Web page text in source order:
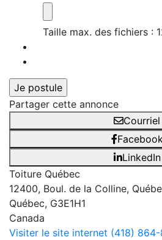
Taille max. des fichiers :
Partager cette annonce
Courriel
LinkedIn
Toiture Québec
12400, Boul. de la Colline,
Québec, G3E1H1
Canada
Visiter le site internet (418)